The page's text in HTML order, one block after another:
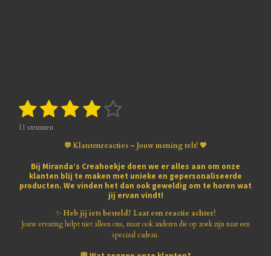
R
t
1
s
r
2
s
e
r
e
3
t
e
r
r
e
4
t
e
r
r
e
5
t
e
r
r
e
n
m
11 stemmen
💬 Klantenreacties – Jouw mening telt! 💖
Bij Miranda’s Creahoekje doen we er alles aan om onze
klanten blij te maken met unieke en gepersonaliseerde
producten. We vinden het dan ook geweldig om te horen wat
jij ervan vindt!
✨ Heb jij iets besteld? Laat een reactie achter!
Jouw ervaring helpt niet alleen ons, maar ook anderen die op zoek zijn naar een
speciaal cadeau.